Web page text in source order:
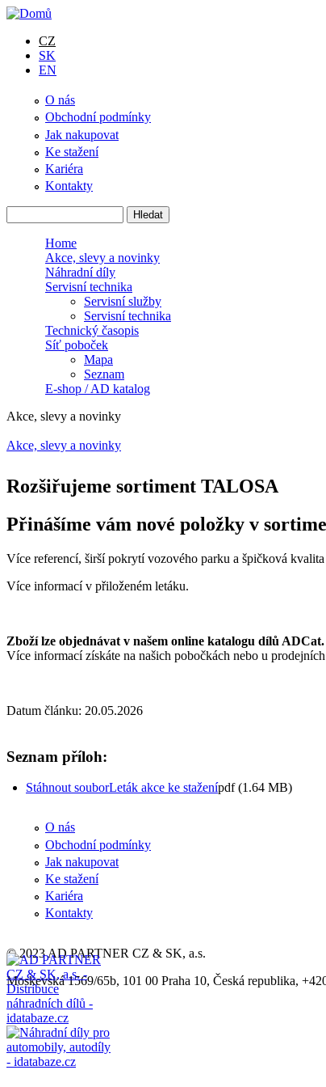
Přejít k hlavnímu obsahu
CZ
SK
EN
O nás
Obchodní podmínky
Jak nakupovat
Ke stažení
Kariéra
Kontakty
Home
Akce, slevy a novinky
Náhradní díly
Servisní technika
Servisní služby
Servisní technika
Technický časopis
Síť poboček
Mapa
Seznam
E-shop / AD katalog
Akce, slevy a novinky
Akce, slevy a novinky
Rozšiřujeme sortiment TALOSA
Přinášíme vám nové položky v
Více referencí, širší pokrytí vozového parku a špičková
Více informací v přiloženém letáku.
Zboží lze objednávat v našem online katalogu dílů ADCat.
Více informací získáte na našich pobočkách nebo u
Datum článku: 20.05.2026
Seznam příloh:
Stáhnout souborLeták akce ke staženípdf (1.64 MB)
O nás
Obchodní podmínky
Jak nakupovat
Ke stažení
Kariéra
Kontakty
© 2023 AD PARTNER CZ & SK, a.s.
Moskevská 1569/65b, 101 00 Praha 10, Česká republika,